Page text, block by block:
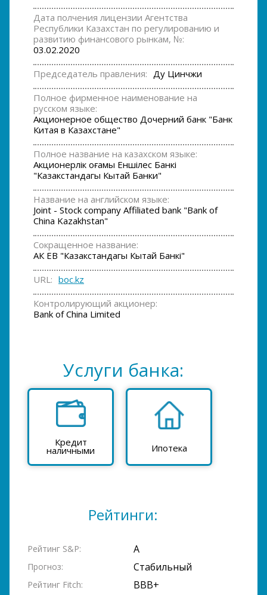
Дата полчения лицензии Агентства
Республики Казахстан по регулированию и
развитию финансового рынкам, №:
03.02.2020
Председатель правления: Ду Цинчжи
Полное фирменное наименование на
русском языке:
Акционерное общество Дочерний банк "Банк
Китая в Казахстане"
Полное название на казахском языке:
Акционерлiк Қоғамы Еншiлес Банкi
"Казакстандагы Кытай Банки"
Название на английском языке:
Joint - Stock company Affiliated bank "Bank of
China Kazakhstan"
Сокращенное название:
АК ЕВ "Казакстандагы Кытай Банкi"
URL: boc.kz
Контролирующий акционер:
Bank of China Limited
Услуги банка:
Кредит
наличными Ипотека
Рейтинги:
Рейтинг S&P: A
Прогноз: Стабильный
Рейтинг Fitch: BBB+